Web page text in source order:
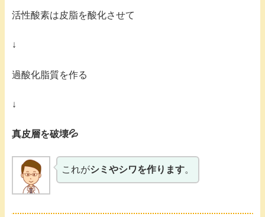
活性酸素は皮脂を酸化させて
↓
過酸化脂質を作る
↓
真皮層を破壊💦
これがシミやシワを作ります。